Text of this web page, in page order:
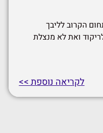
הקרוב לליבך
ואת לא מנצלת
לקריאה נוספת >>